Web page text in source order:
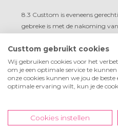
8.3 Custtom is eveneens
gebreke is met de nakoming
leveringstermijn is
geval door deze te late levering
8.4 De opdracht wordt in
betalingstermijn van 14 dagen is
8.5 Betalingen geschieden via
vermelding van het
Custtom gebruikt cookies
Wij gebruiken cookies voor het
om je een optimale service te
onze cookies kunnen we jou de
optimale ervaring wilt, kun je de
Cookies instellen